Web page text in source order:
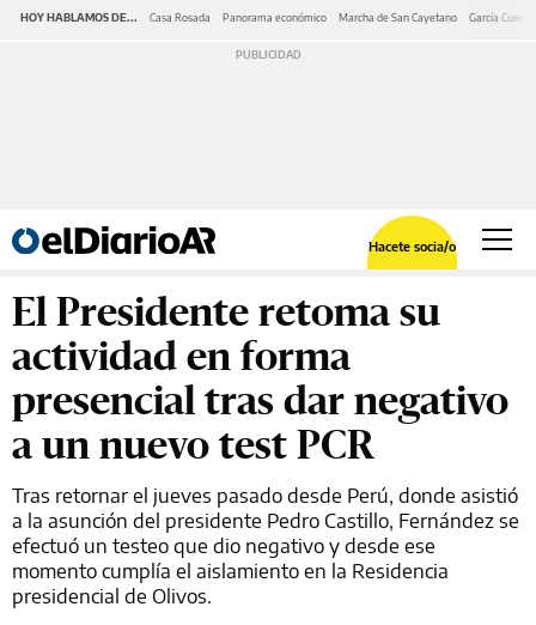
HOY HABLAMOS DE... Casa Rosada Panorama económico Marcha de San Cayetano García Cuerva
Hacete socia/o
El Presidente retoma su
actividad en forma
presencial tras dar negativo
a un nuevo test PCR
Tras retornar el jueves pasado desde Perú, donde asistió
a la asunción del presidente Pedro Castillo, Fernández se
efectuó un testeo que dio negativo y desde ese
momento cumplía el aislamiento en la Residencia
presidencial de Olivos.